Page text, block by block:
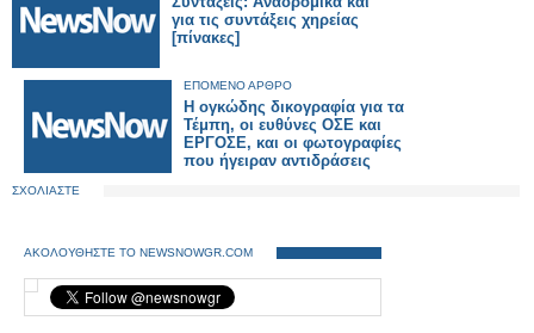
για τις συντάξεις χηρείας
[πίνακες]
ΕΠΟΜΕΝΟ ΑΡΘΡΟ
Η ογκώδης δικογραφία για τα
Τέμπη, οι ευθύνες ΟΣΕ και
ΕΡΓΟΣΕ, και οι φωτογραφίες
που ήγειραν αντιδράσεις
ΣΧΟΛΙΑΣΤΕ
ΑΚΟΛΟΥΘΗΣΤΕ ΤΟ NEWSNOWGR.COM